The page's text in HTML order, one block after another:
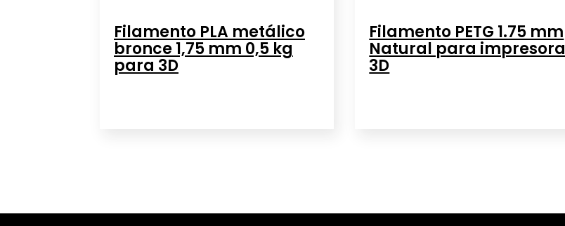
Filamento PLA metálico
bronce 1,75 mm 0,5 kg
para 3D
Filamento PETG 1.75 mm
Natural para impresora
3D